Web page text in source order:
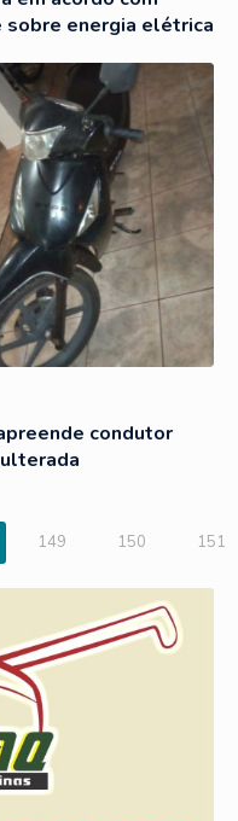
energia elétrica
condutor
149 150 151